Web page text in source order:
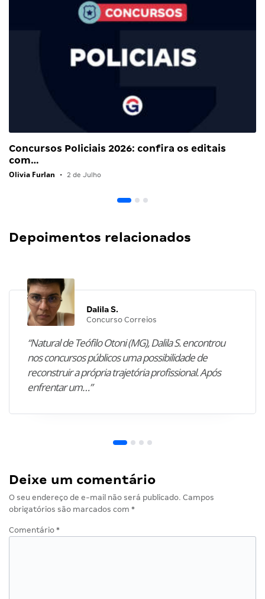
Concursos Policiais 2026: confira os editais
com…
Olivia Furlan • 2 de Julho
Depoimentos relacionados
Dalila S.
Concurso Correios
“Natural de Teófilo Otoni (MG), Dalila S. encontrou
nos concursos públicos uma possibilidade de
reconstruir a própria trajetória profissional. Após
enfrentar um…”
Deixe um comentário
O seu endereço de e-mail não será publicado. Campos
obrigatórios são marcados com *
Comentário *